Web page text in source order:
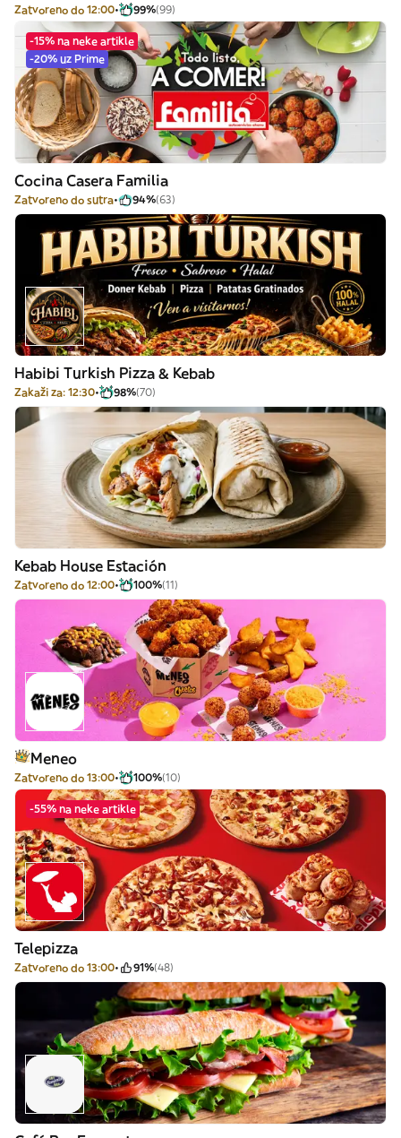
Zatvoreno do 12:00 99%(99)
-15% na neke artikle
-20% uz Prime
Cocina Casera Familia
Zatvoreno do sutra 94%(63)
Habibi Turkish Pizza & Kebab
Zakaži za: 12:30 98%(70)
Kebab House Estación
Zatvoreno do 12:00 100%(11)
Meneo
Zatvoreno do 13:00 100%(10)
-55% na neke artikle
Telepizza
Zatvoreno do 13:00 91%(48)